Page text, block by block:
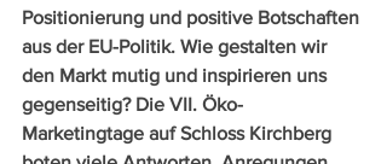
Positionierung und positive Botschaften
aus der EU-Politik. Wie gestalten wir
den Markt mutig und inspirieren uns
gegenseitig? Die VII. Öko-
Marketingtage auf Schloss Kirchberg